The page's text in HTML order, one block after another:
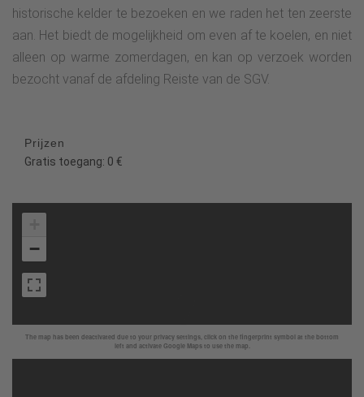
historische kelder te bezoeken en we raden het ten zeerste
aan. Het biedt de mogelijkheid om even af te koelen, en niet
alleen op warme zomerdagen, en kan op verzoek worden
bezocht vanaf de afdeling Reiste van de SGV.
Prijzen
Gratis toegang: 0 €
The map has been deactivated due to your privacy settings, click on the fingerprint symbol at the bottom
left and activate Google Maps to use the map.
−